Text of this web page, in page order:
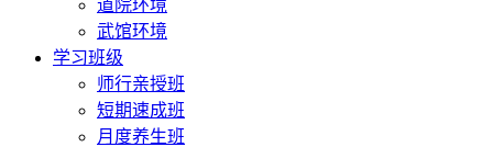
道院环境
武馆环境
学习班级
师行亲授班
短期速成班
月度养生班